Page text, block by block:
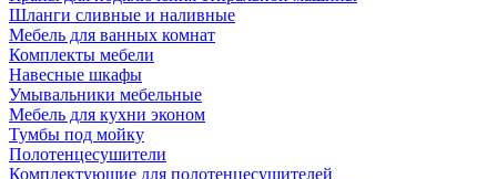
Шланги сливные и наливные
Мебель для ванных комнат
Комплекты мебели
Навесные шкафы
Умывальники мебельные
Мебель для кухни эконом
Тумбы под мойку
Полотенцесушители
Комплектующие для полотенцесушителей